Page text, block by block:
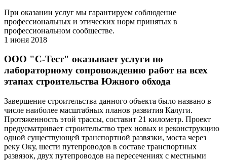
При оказании услуг мы гарантируем соблюдение
профессиональных и этических норм принятых в
профессиональном сообществе.
1 июня 2018
ООО "С-Тест" оказывает услуги по
лабораторному сопровождению работ на всех
этапах строительства Южного обхода
Завершение строительства данного объекта было названо в
числе наиболее масштабных планов развития Калуги.
Протяженность этой трассы, составит 21 километр. Проект
предусматривает строительство трех новых и реконструкцию
одной существующей транспортной развязки, моста через
реку Оку, шести путепроводов в составе транспортных
развязок, двух путепроводов на пересечениях с местными